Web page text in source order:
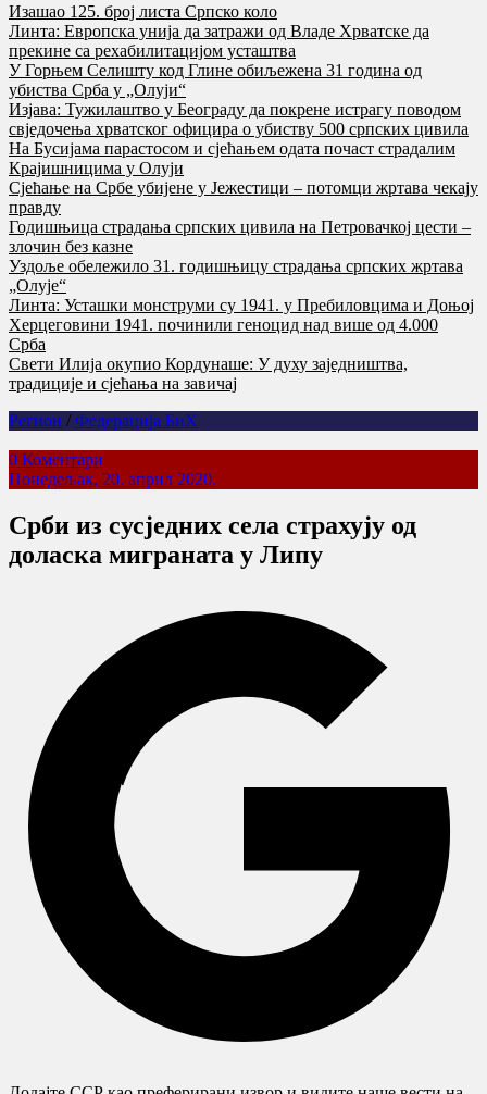
Изашао 125. број листа Српско коло
Линта: Европска унија да затражи од Владе Хрватске да
прекине са рехабилитацијом усташтва
У Горњем Селишту код Глине обиљежена 31 година од
убиства Срба у „Олуји“
Изјава: Тужилаштво у Београду да покрене истрагу поводом
свједочења хрватског официра о убиству 500 српских цивила
На Бусијама парастосом и сјећањем одата почаст страдалим
Крајишницима у Олуји
Сјећање на Србе убијене у Јежестици – потомци жртава чекају
правду
Годишњица страдања српских цивила на Петровачкој цести –
злочин без казне
Уздоље обележило 31. годишњицу страдања српских жртава
„Олује“
Линта: Усташки монструми су 1941. у Пребиловцима и Доњој
Херцеговини 1941. починили геноцид над више од 4.000
Срба
Свети Илија окупио Кордунаше: У духу заједништва,
традиције и сјећања на завичај
Регион / Федерација БиХ
0 Коментари
Понедељак, 20. април 2020.
Срби из сусједних села страхују од
доласка миграната у Липу